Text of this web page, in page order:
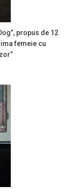
propus de 12
femeie cu